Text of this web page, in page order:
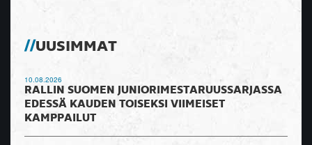
UUSIMMAT
10.08.2026
RALLIN SUOMEN JUNIORIMESTARUUSSARJASSA
EDESSÄ KAUDEN TOISEKSI VIIMEISET
KAMPPAILUT